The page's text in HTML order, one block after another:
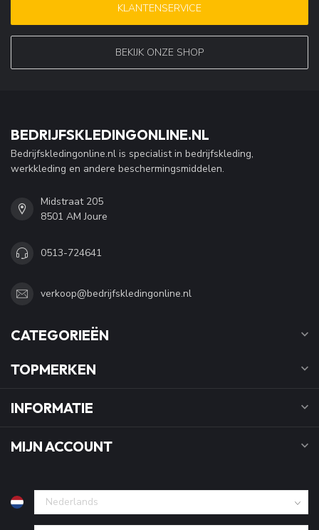
KLANTENSERVICE
BEKIJK ONZE SHOP
BEDRIJFSKLEDINGONLINE.NL
Bedrijfskledingonline.nl is specialist in bedrijfskleding,
werkkleding en andere beschermingsmiddelen.
Midstraat 205
8501 AM Joure
0513-724641
verkoop@bedrijfskledingonline.nl
CATEGORIEËN
TOPMERKEN
INFORMATIE
MIJN ACCOUNT